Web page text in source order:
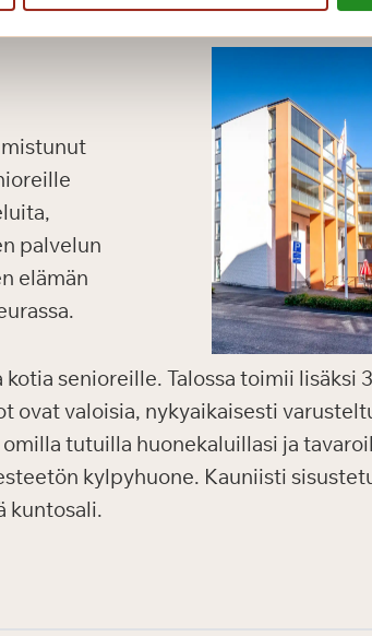
palvelun
elämän
senioreille. Talossa toimii lisäksi
ovat valoisia, nykyaikaisesti
tutuilla huonekaluillasi ja
kylpyhuone. Kauniisti
kuntosali.